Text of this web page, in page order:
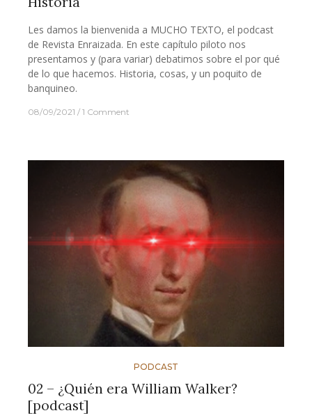
Les damos la bienvenida a MUCHO TEXTO, el podcast
de Revista Enraizada. En este capítulo piloto nos
presentamos y (para variar) debatimos sobre el por qué
de lo que hacemos. Historia, cosas, y un poquito de
banquineo.
08/09/2021 1 Comment
PODCAST
02 – ¿Quién era William Walker?
[podcast]